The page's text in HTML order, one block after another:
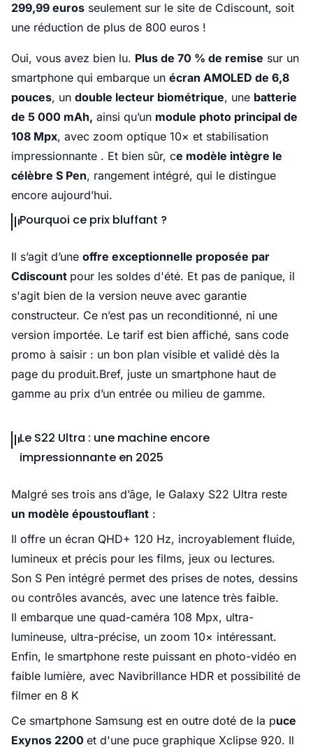
299,99 euros seulement sur le site de Cdiscount, soit
une réduction de plus de 800 euros !
Oui, vous avez bien lu. Plus de 70 % de remise sur un
smartphone qui embarque un écran AMOLED de 6,8
pouces, un double lecteur biométrique, une batterie
de 5 000 mAh, ainsi qu’un module photo principal de
108 Mpx, avec zoom optique 10× et stabilisation
impressionnante . Et bien sûr, ce modèle intègre le
célèbre S Pen, rangement intégré, qui le distingue
encore aujourd’hui.
Pourquoi ce prix bluffant ?
Il s’agit d’une offre exceptionnelle proposée par
Cdiscount pour les soldes d'été. Et pas de panique, il
s'agit bien de la version neuve avec garantie
constructeur. Ce n’est pas un reconditionné, ni une
version importée. Le tarif est bien affiché, sans code
promo à saisir : un bon plan visible et validé dès la
page du produit.Bref, juste un smartphone haut de
gamme au prix d’un entrée ou milieu de gamme.
Le S22 Ultra : une machine encore
impressionnante en 2025
Malgré ses trois ans d’âge, le Galaxy S22 Ultra reste
un modèle époustouflant :
Il offre un écran QHD+ 120 Hz, incroyablement fluide,
lumineux et précis pour les films, jeux ou lectures.
Son S Pen intégré permet des prises de notes, dessins
ou contrôles avancés, avec une latence très faible.
Il embarque une quad-caméra 108 Mpx, ultra-
lumineuse, ultra-précise, un zoom 10× intéressant.
Enfin, le smartphone reste puissant en photo-vidéo en
faible lumière, avec Navibrillance HDR et possibilité de
filmer en 8 K
Ce smartphone Samsung est en outre doté de la puce
Exynos 2200 et d'une puce graphique Xclipse 920. Il